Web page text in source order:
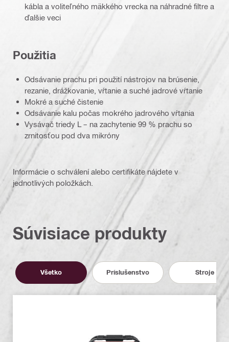
kábla a voliteľného mäkkého vrecka na náhradné filtre a
ďalšie veci
Použitia
Odsávanie prachu pri použití nástrojov na brúsenie,
rezanie, drážkovanie, vŕtanie a suché jadrové vŕtanie
Mokré a suché čistenie
Odsávanie kalu počas mokrého jadrového vŕtania
Vysávač triedy L – na zachytenie 99 % prachu so
zrnitosťou pod dva mikróny
Informácie o schválení alebo certifikáte nájdete v
jednotlivých položkách.
Súvisiace produkty
Všetko Príslušenstvo Stroje